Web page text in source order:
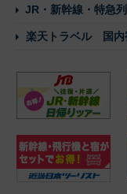
JR・新幹線・特急
楽天トラベル 国内